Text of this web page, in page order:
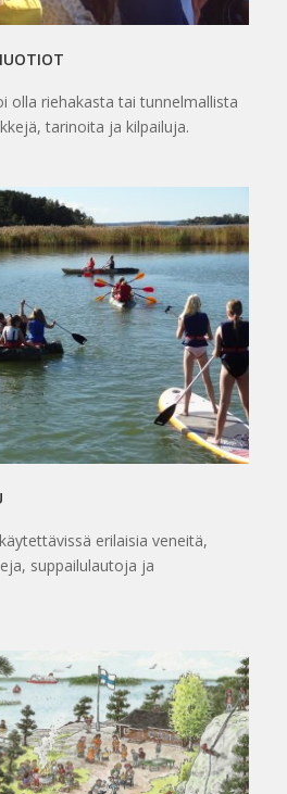
olla riehakasta tai tunnelmallista
tarinoita ja kilpailuja.
erilaisia veneitä,
suppailulautoja ja